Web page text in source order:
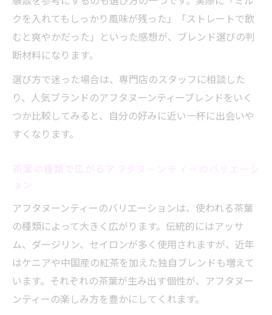
クを入れてもしっかり風味が残った」「ストレートで飲
むと爽やかだった」といった感想が、ブレンド選びの判
断材料になります。
選び方で迷った場合は、専門店のスタッフに相談した
り、人気ブランドのアフタヌーンティーブレンドをいく
つか比較してみると、自分の好みに近い一杯に出会いや
すくなります。
アフタヌーンティーのバリエーションは、使われる茶葉
の種類によって大きく広がります。伝統的にはアッサ
ム、ダージリン、セイロンが多く使用されますが、近年
はケニアや中国産の紅茶を加えた独自ブレンドも増えて
います。それぞれの茶葉が生み出す個性が、アフタヌー
ンティーの楽しみ方を豊かにしてくれます。